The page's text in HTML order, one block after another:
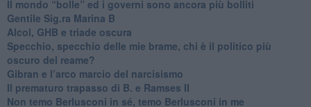
​Il mondo “bolle” ed i governi sono ancora più bolliti
​Gentile Sig.ra Marina B
​Alcol, GHB e triade oscura
​Specchio, specchio delle mie brame, chi è il politico più
oscuro del reame?
​Gibran e l’arco marcio del narcisismo
​Il prematuro trapasso di B. e Ramses II
​Non temo Berlusconi in sé, temo Berlusconi in me